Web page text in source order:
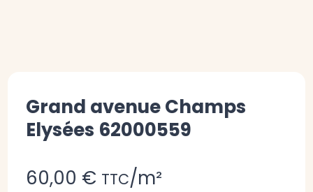
Grand avenue Champs
Elysées 62000559
60,00 € TTC/m²